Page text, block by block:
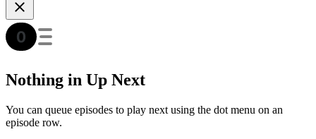
Nothing in Up Next
You can queue episodes to play next using the dot menu on an
episode row.